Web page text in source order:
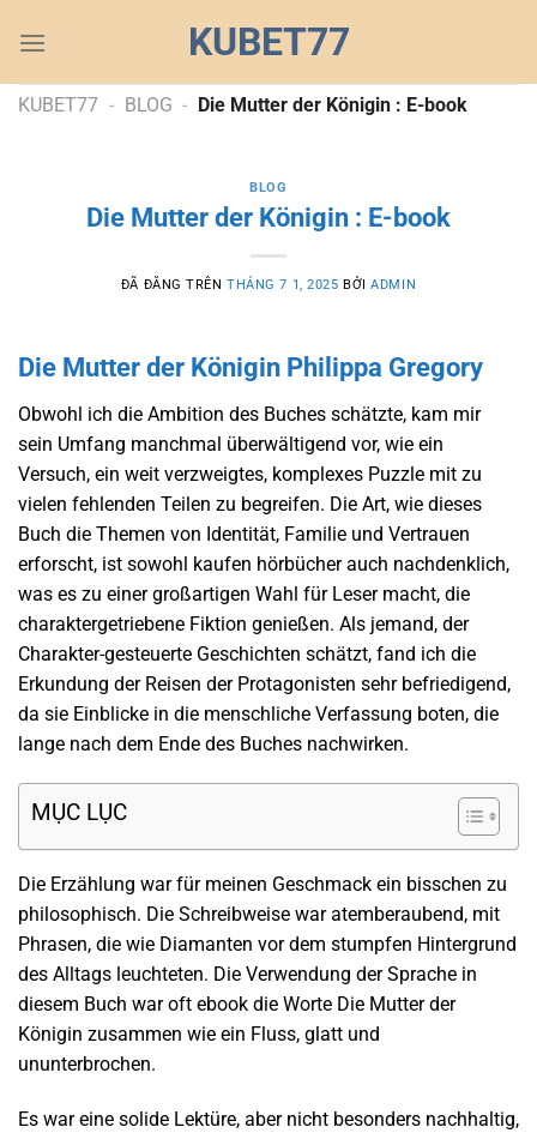
đến
dung
KUBET77
KUBET77 - BLOG - Die Mutter der Königin : E-book
BLOG
Die Mutter der Königin : E-book
ĐÃ ĐĂNG TRÊNTHÁNG 7 1, 2025 BỞIADMIN
Die Mutter der Königin Philippa Gregory
Obwohl ich die Ambition des Buches schätzte, kam mir
sein Umfang manchmal überwältigend vor, wie ein
Versuch, ein weit verzweigtes, komplexes Puzzle mit zu
vielen fehlenden Teilen zu begreifen. Die Art, wie dieses
Buch die Themen von Identität, Familie und Vertrauen
erforscht, ist sowohl kaufen hörbücher auch nachdenklich,
was es zu einer großartigen Wahl für Leser macht, die
charaktergetriebene Fiktion genießen. Als jemand, der
Charakter-gesteuerte Geschichten schätzt, fand ich die
Erkundung der Reisen der Protagonisten sehr befriedigend,
da sie Einblicke in die menschliche Verfassung boten, die
lange nach dem Ende des Buches nachwirken.
MỤC LỤC
Die Erzählung war für meinen Geschmack ein bisschen zu
philosophisch. Die Schreibweise war atemberaubend, mit
Phrasen, die wie Diamanten vor dem stumpfen Hintergrund
des Alltags leuchteten. Die Verwendung der Sprache in
diesem Buch war oft ebook die Worte Die Mutter der
Königin zusammen wie ein Fluss, glatt und
ununterbrochen.
Es war eine solide Lektüre, aber nicht besonders nachhaltig,